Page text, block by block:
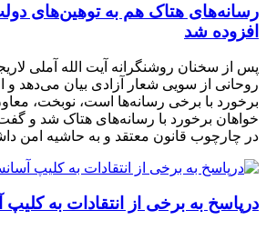
رسانه‌های هتاک هم به توهین‌های
افزوده شد
پس از سخنان روشنگرانه آیت الله آملی
روحانی از سویی شعار آزادی بیان می‌دهد و
برخورد با برخی رسانه‌ها است، نوبخت،
خواهان برخورد با رسانه‌های هتاک شد و
در چارچوب قانون معتقد و به حاشیه امن
درپاسخ به برخی از انتقادات به کلیپ